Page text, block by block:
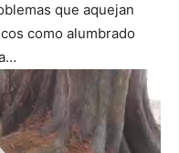
que aquejan
como alumbrado